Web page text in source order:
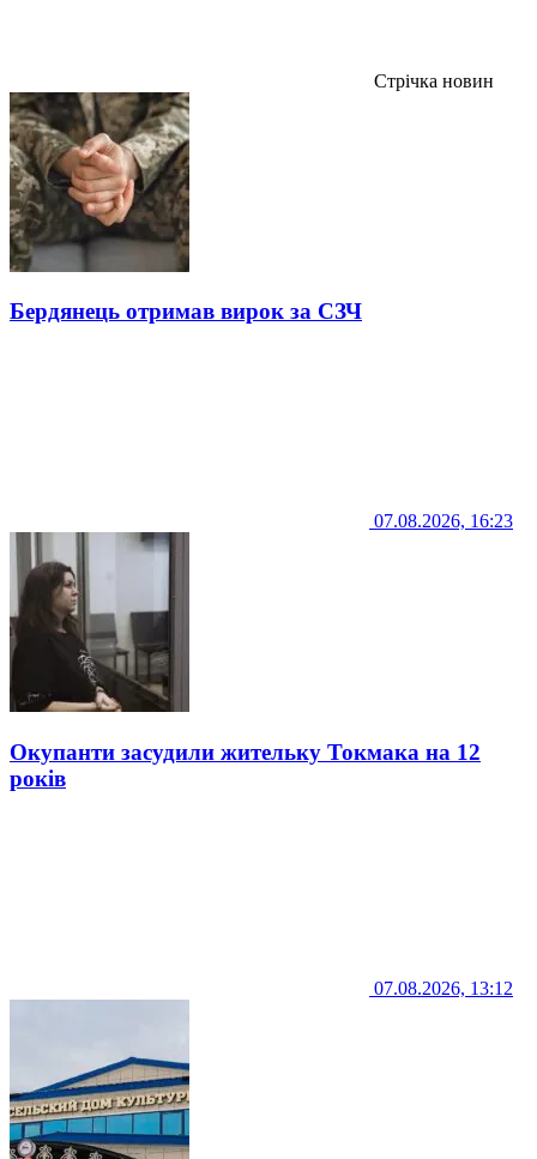
Стрічка новин
Бердянець отримав вирок за СЗЧ
07.08.2026, 16:23
Окупанти засудили жительку Токмака на 12
років
07.08.2026, 13:12